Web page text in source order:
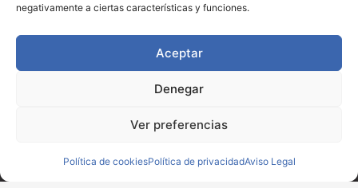
negativamente a ciertas características y funciones.
Aceptar
Denegar
Ver preferencias
Política de cookiesPolítica de privacidadAviso Legal
Convenio con Proman Import
Leer más »
© Copyright 2024, ACET
Creatividad: SOMOS Marketing y Consultoría Digital